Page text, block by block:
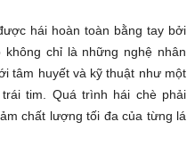
hái hoàn toàn bằng tay bởi
chỉ là những nghệ nhân
tâm huyết và kỹ thuật như một
tim. Quá trình hái chè phải
chất lượng tối đa của từng lá